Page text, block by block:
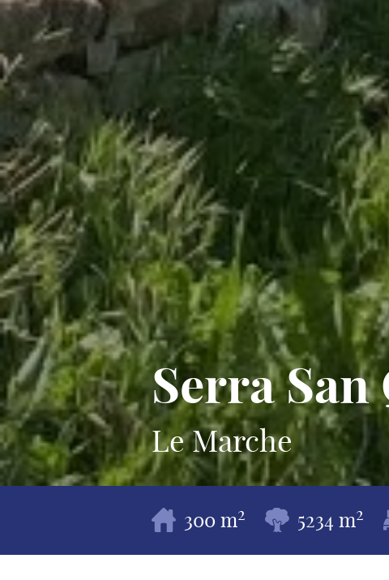
Serra
Le Marche
300 m2 5234 m2